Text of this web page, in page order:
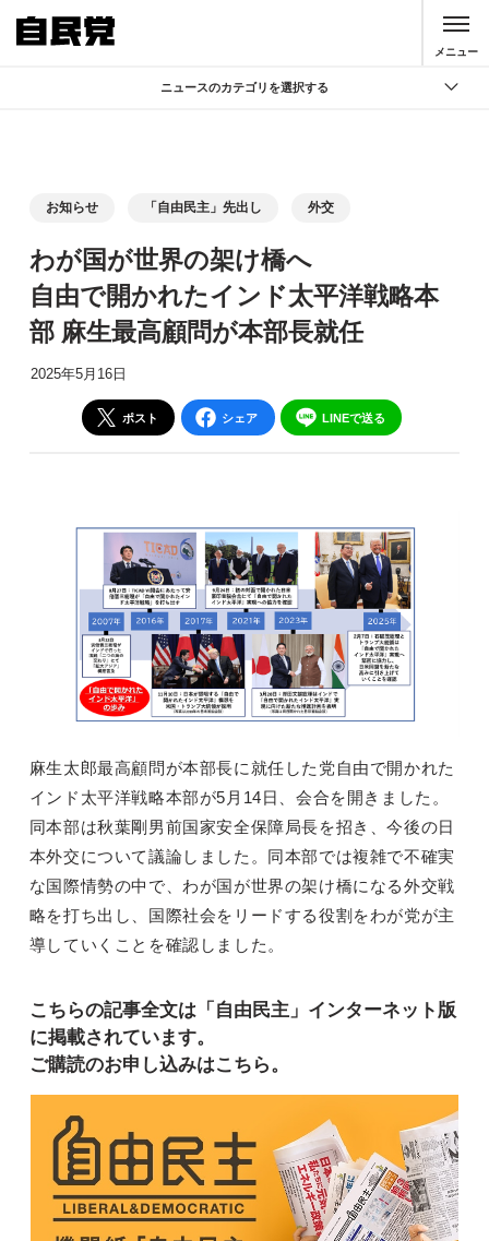
メニュー
ニュースのカテゴリを選択する
記者会見
お知らせ
活動局
お知らせ 「自由民主」先出し 外交
わが国が世界の架け橋へ
自由で開かれたインド太平洋戦略本
部 麻生最高顧問が本部長就任
2025年5月16日
ポスト シェア LINEで送る
麻生太郎最高顧問が本部長に就任した党自由で開かれた
インド太平洋戦略本部が5月14日、会合を開きました。
同本部は秋葉剛男前国家安全保障局長を招き、今後の日
本外交について議論しました。同本部では複雑で不確実
な国際情勢の中で、わが国が世界の架け橋になる外交戦
略を打ち出し、国際社会をリードする役割をわが党が主
導していくことを確認しました。
こちらの記事全文は「自由民主」インターネット版
に掲載されています。
ご購読のお申し込みはこちら。